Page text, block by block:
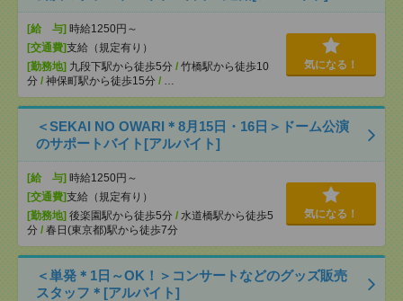
[給 与] 時給1250円～
[交通費]支給（規定有り）
[勤務地] 九段下駅から徒歩5分 / 竹橋駅から徒歩10
分 / 神保町駅から徒歩15分 / …
気になる！
＜SEKAI NO OWARI＊8月15日・16日＞ドーム公演
のサポートバイト[アルバイト]
[給 与] 時給1250円～
[交通費]支給（規定有り）
[勤務地] 後楽園駅から徒歩5分 / 水道橋駅から徒歩5
分 / 春日(東京都)駅から徒歩7分
気になる！
＜単発＊1日～OK！＞コンサートなどのグッズ販売
スタッフ＊[アルバイト]